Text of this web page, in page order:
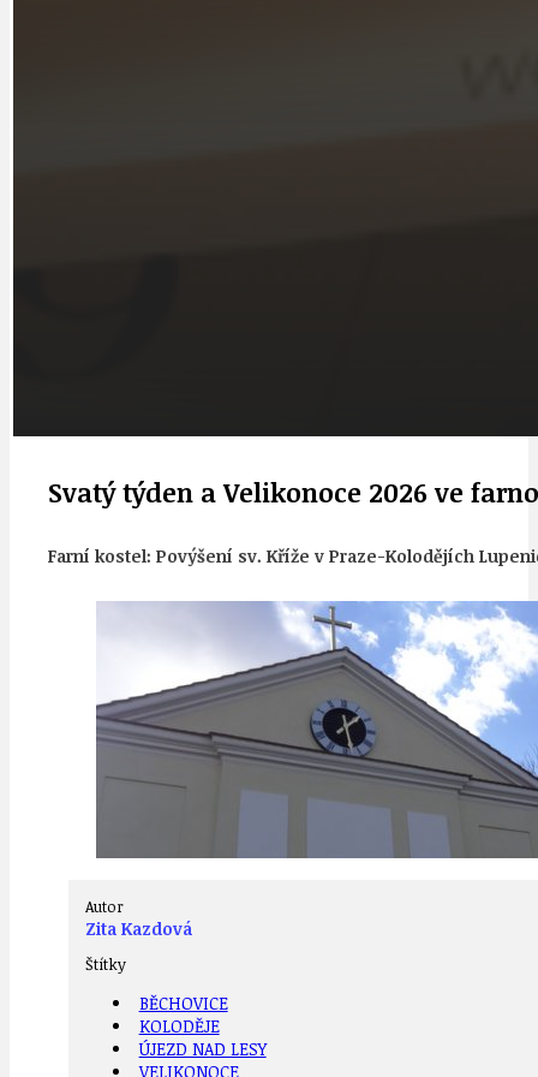
Svatý týden a Velikonoce 2026 ve
Farní kostel: Povýšení sv. Kříže v Praze-Kolodějích
Farní kostel Povýšení sv. Kříže v Kolodějích, foto ON
Autor
Zita Kazdová
Štítky
BĚCHOVICE
KOLODĚJE
ÚJEZD NAD LESY
VELIKONOCE